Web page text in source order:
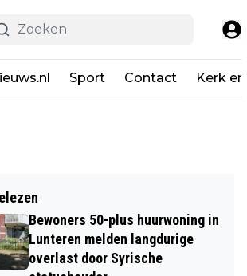
Sport Contact Kerk
Bewoners 50-plus huurwoning in
Lunteren melden langdurige
overlast door Syrische